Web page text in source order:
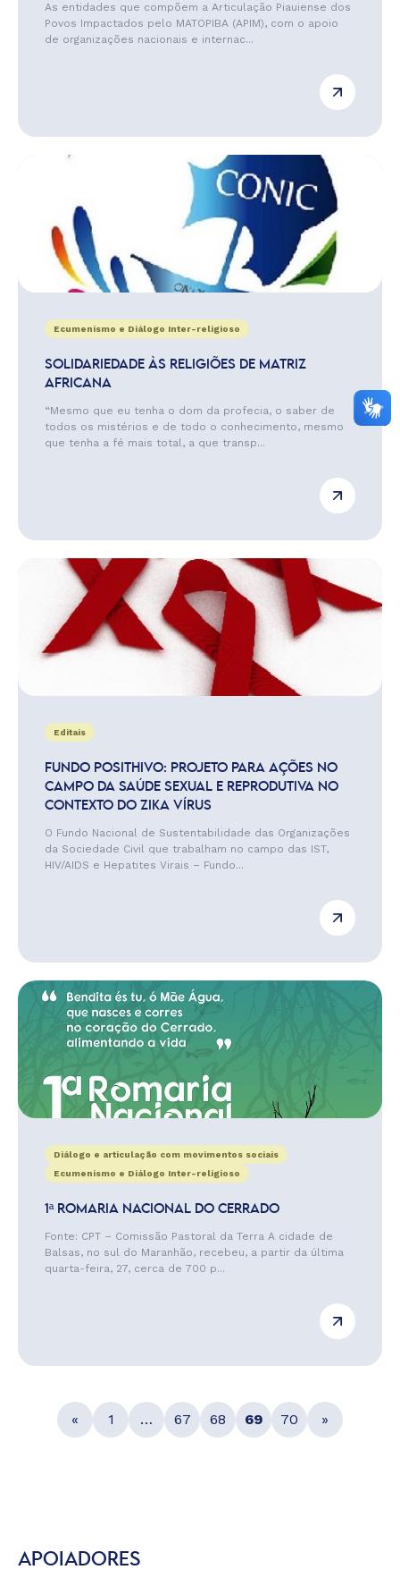
As entidades que compõem a Articulação Piauiense dos
Povos Impactados pelo MATOPIBA (APIM), com o apoio
de organizações nacionais e internac...
Ecumenismo e Diálogo Inter-religioso
SOLIDARIEDADE ÀS RELIGIÕES DE MATRIZ
AFRICANA
“Mesmo que eu tenha o dom da profecia, o saber de
todos os mistérios e de todo o conhecimento, mesmo
que tenha a fé mais total, a que transp...
Editais
FUNDO POSITHIVO: PROJETO PARA AÇÕES NO
CAMPO DA SAÚDE SEXUAL E REPRODUTIVA NO
CONTEXTO DO ZIKA VÍRUS
O Fundo Nacional de Sustentabilidade das Organizações
da Sociedade Civil que trabalham no campo das IST,
HIV/AIDS e Hepatites Virais – Fundo...
Diálogo e articulação com movimentos sociais
Ecumenismo e Diálogo Inter-religioso
1ª ROMARIA NACIONAL DO CERRADO
Fonte: CPT – Comissão Pastoral da Terra A cidade de
Balsas, no sul do Maranhão, recebeu, a partir da última
quarta-feira, 27, cerca de 700 p...
« 1 … 67 68 69 70 »
APOIADORES